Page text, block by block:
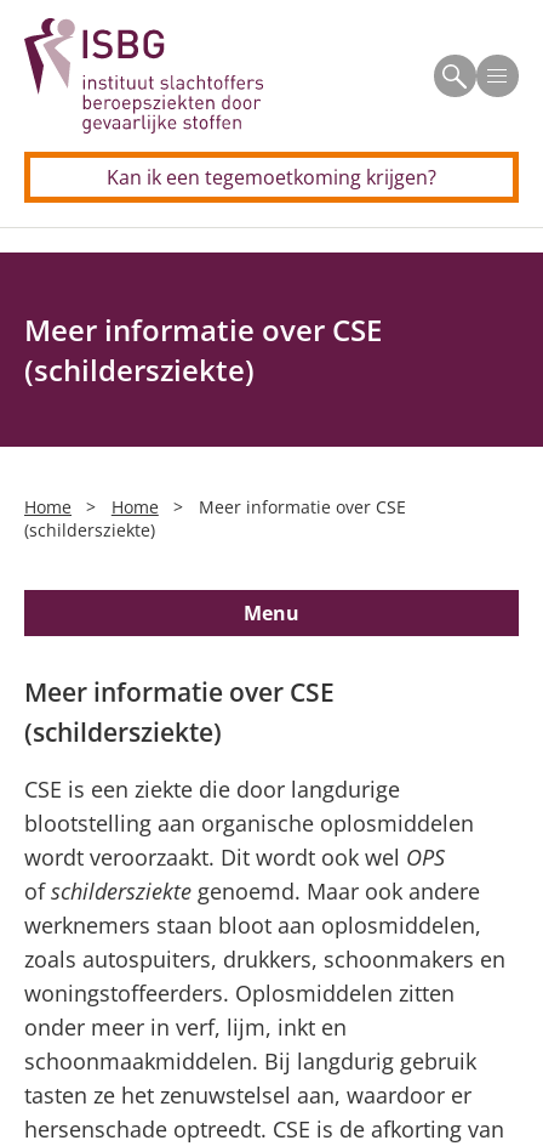
Over de regeling TSB
Beroepsziekten
Longkanker door asbest
Allergisch beroepsastma
Longkanker door silica
Persoonlijke verhalen
Voor professionals
Allergisch beroepsastma
Kan ik een tegemoetkoming krijgen?
Meer informatie over CSE
(schildersziekte)
Home > Home >
Meer informatie over CSE
(schildersziekte)
Menu
Home
tegemoetkoming?
tegemoetkoming?
Kom ik in aanmerking voor een
tegemoetkoming?
De behandeling van uw aanvraag in vier
stappen
Meer informatie over CSE
(schildersziekte)
CSE is een ziekte die door langdurige
blootstelling aan organische oplosmiddelen
wordt veroorzaakt. Dit wordt ook wel OPS
ofschildersziekte genoemd. Maar ook andere
werknemers staan bloot aan oplosmiddelen,
zoals autospuiters, drukkers, schoonmakers en
woningstoffeerders. Oplosmiddelen zitten
onder meer in verf, lijm, inkt en
schoonmaakmiddelen. Bij langdurig gebruik
tasten ze het zenuwstelsel aan, waardoor er
hersenschade optreedt. CSE is de afkorting van